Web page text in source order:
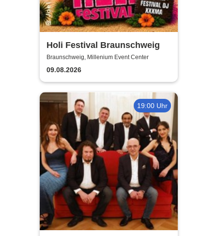
Holi Festival Braunschweig
Braunschweig, Millenium Event Center
09.08.2026
19:00 Uhr